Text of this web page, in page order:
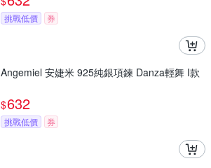
挑戰低價 券
Angemiel 安婕米 925純銀項鍊 Danza輕舞 I款
$632
挑戰低價 券